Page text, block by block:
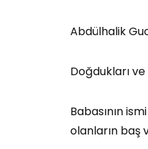
Abdülhalik
Doğdukları
Babasının
olanların baş